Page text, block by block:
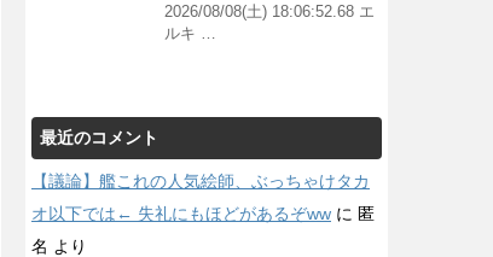
2026/08/08(土) 18:06:52.68 エ
ルキ …
最近のコメント
【議論】艦これの人気絵師、ぶっちゃけタカ
オ以下では← 失礼にもほどがあるぞww に 匿
名 より